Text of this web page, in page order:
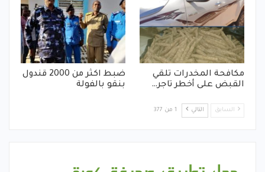
مكافحة المخدرات تلقي
القبض على أخطر تاجر…
ضبط اكثر من 2000 قندول
بنقو بالفولة
السابق التالي 1 من 377